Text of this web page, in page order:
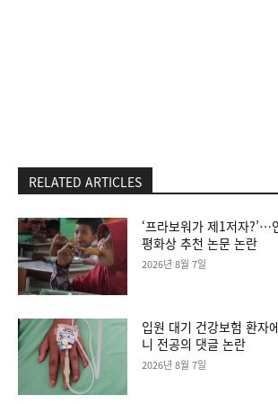
RELATED ARTICLES
‘프라보워가 제1저자?’…
평화상 추천 논문 논란
2026년 8월 7일
입원 대기 건강보험 환자
니 전공의 댓글 논란
2026년 8월 7일